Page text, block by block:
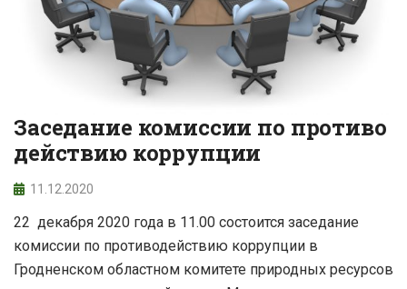
Заседание комиссии по противо
действию коррупции
11.12.2020
22 декабря 2020 года в 11.00 состоится заседание
комиссии по противодействию коррупции в
Гродненском областном комитете природных ресурсов